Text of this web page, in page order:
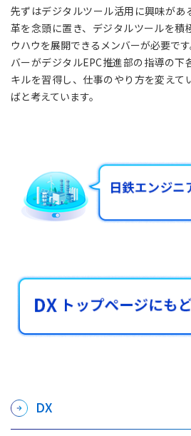
先ずはデジタルツール活用に興味があ
革を念頭に置き、デジタルツールを積
ウハウを展開できるメンバーが必要で
バーがデジタルEPC推進部の指導の下
キルを習得し、仕事のやり方を変えて
ばと考えています。
DX